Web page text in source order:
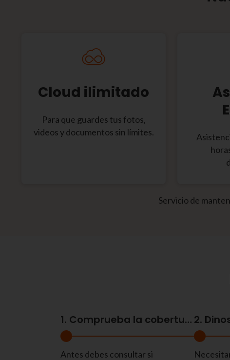
Cloud ilimitado
Para que guardes tus fotos,
videos y documentos sin límites.
Servicio de
1. Comprueba la cobertura
Antes debes consultar si
2.